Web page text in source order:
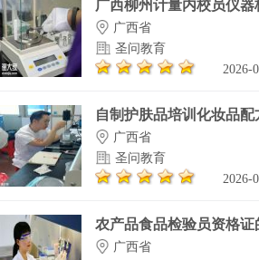
广西柳州计量内校员仪
广西省
圣问教育
2026-
自制护肤品培训化妆品
广西省
圣问教育
2026-
农产品食品检验员资格
广西省